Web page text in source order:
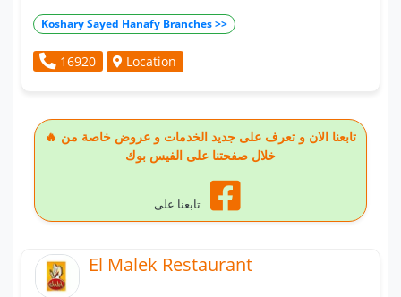
Koshary Sayed Hanafy Branches >>
16920 Location
🔥 تابعنا الان و تعرف على جديد الخدمات و عروض خاصة من
خلال صفحتنا على الفيس بوك
تابعنا على
El Malek Restaurant